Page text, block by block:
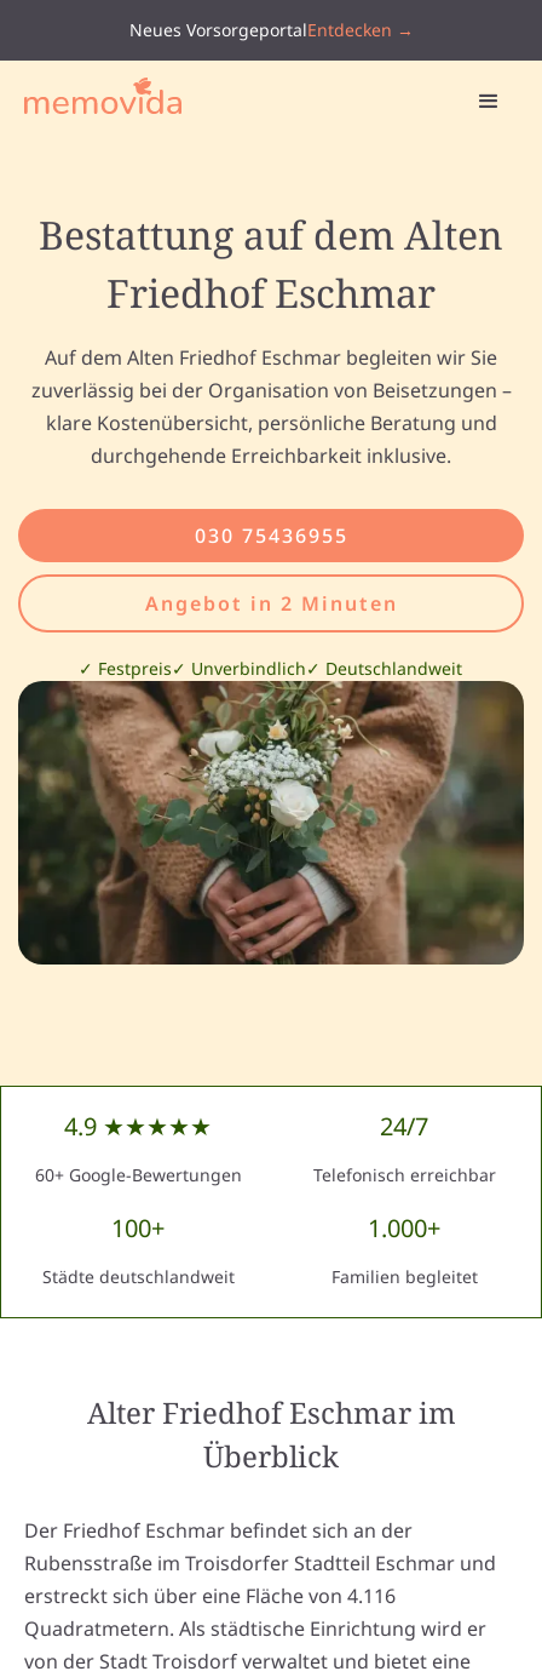
Neues VorsorgeportalEntdecken →
Bestattung auf dem Alten
Friedhof Eschmar
Auf dem Alten Friedhof Eschmar begleiten wir Sie
zuverlässig bei der Organisation von Beisetzungen –
klare Kostenübersicht, persönliche Beratung und
durchgehende Erreichbarkeit inklusive.
030 75436955
Angebot in 2 Minuten
✓ Festpreis✓ Unverbindlich✓ Deutschlandweit
4.9 ★★★★★
60+ Google-Bewertungen
24/7
Telefonisch erreichbar
100+
Städte deutschlandweit
1.000+
Familien begleitet
Alter Friedhof Eschmarim
Überblick
Der Friedhof Eschmar befindet sich an der
Rubensstraße im Troisdorfer Stadtteil Eschmar und
erstreckt sich über eine Fläche von 4.116
Quadratmetern. Als städtische Einrichtung wird er
von der Stadt Troisdorf verwaltet und bietet eine